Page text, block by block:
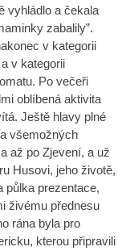
vyhládlo a čekala
zabalily”.
v kategorii
v kategorii
Po večeři
oblíbená aktivita
Ještě hlavy plné
všemožných
až po Zjevení, a už
Husovi, jeho životě,
půlka prezentace,
živému přednesu
rána byla pro
kterou připravili